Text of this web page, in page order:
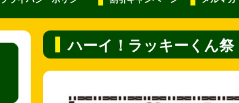
ハーイ！ラッキーくん祭